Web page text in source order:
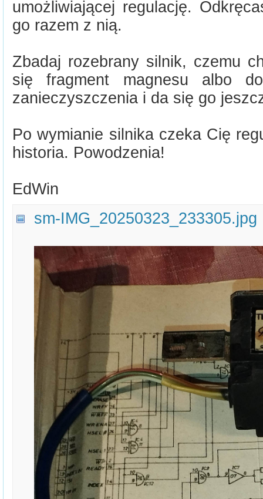
umożliwiającej regulację.
go razem z nią.
Zbadaj rozebrany silnik, czemu
się fragment magnesu albo
zanieczyszczenia i da się go
Po wymianie silnika czeka Cię
historia. Powodzenia!
EdWin
sm-IMG_20250323_233305.jpg